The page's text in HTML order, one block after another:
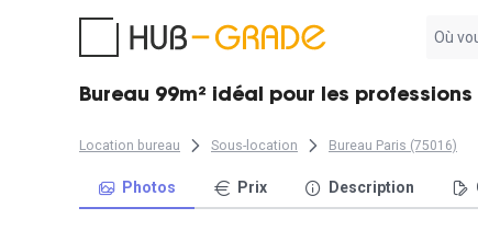
résultat
Bureau 99m² idéal pour les
Location bureau Sous-location Bureau Paris (75016)
Photos Prix Description